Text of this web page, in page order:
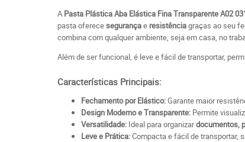
A Pasta Plástica Aba Elástica Fina Transparente A02
pasta oferecesegurançae resistênciagraças ao seu
combina com qualquer ambiente, seja em casa, no
Além de ser funcional, é leve e fácil de transportar,
Características Principais:
Fechamento por Elástico:Garante maior
Design Moderno e Transparente: Permite
Versatilidade: Ideal para organizardocumentos,
Leve e Prática:Compacta e fácil de transportar,